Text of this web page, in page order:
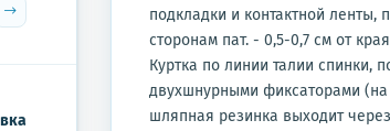
подкладки и контактной
сторонам пат. - 0,5-0,7 см от
Куртка по линии талии спинки,
двухшнурными фиксаторами
шляпная резинка выходит